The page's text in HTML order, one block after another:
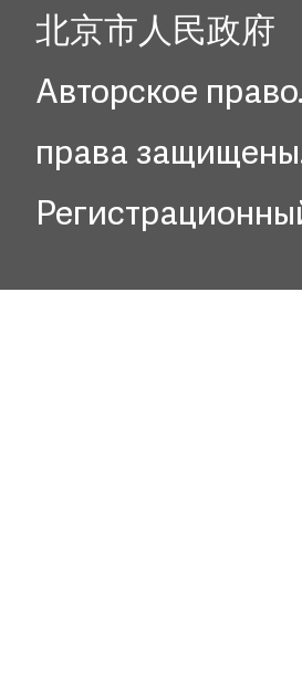
北京市人民政府
Авторское
права